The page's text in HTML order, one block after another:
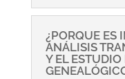
¿PORQUE ES
ANÁLISIS
Y EL